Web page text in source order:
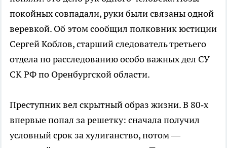
покойных совпадали, руки были связаны одной
веревкой. Об этом сообщил полковник юстиции
Сергей Коблов, старший следователь третьего
отдела по расследованию особо важных дел СУ
СК РФ по Оренбургской области.
Преступник вел скрытный образ жизни. В 80‑х
впервые попал за решетку: сначала получил
условный срок за хулиганство, потом —